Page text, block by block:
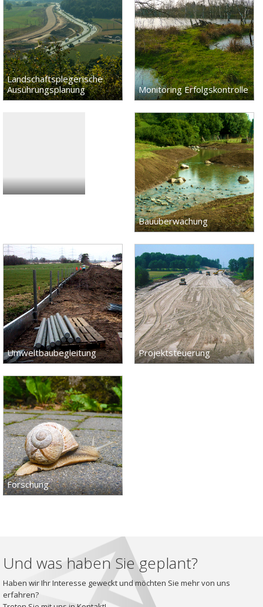
Landschaftsplegerische
Ausührungsplanung
Monitoring Erfolgskontrolle
Bauüberwachung
Umweltbaubegleitung Projektsteuerung
Forschung
Und was haben Sie geplant?
Haben wir Ihr Interesse geweckt und möchten Sie mehr von uns
erfahren?